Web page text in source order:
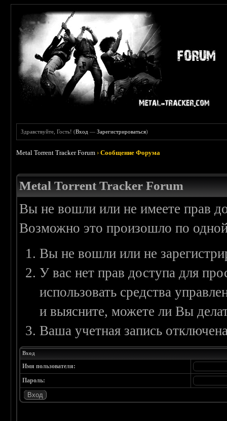
Здравствуйте, Гость! (Вход —Зарегистрироваться)
Metal Torrent Tracker Forum ›Сообщение Форума
Metal Torrent Tracker Forum
Вы не вошли или не имеете прав
Возможно это произошло по
Вы не вошли или не
У вас нет прав доступа для
использовать средства
и выясните, можете ли Вы
Ваша учетная запись
Вход
Имя пользователя:
Пароль: